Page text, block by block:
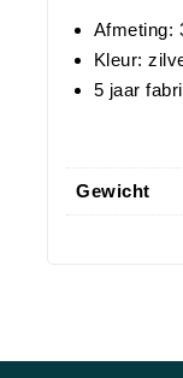
Afmeting:
Kleur:
5 jaar
Gewicht